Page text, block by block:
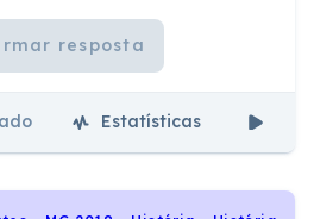
resposta
Estatísticas